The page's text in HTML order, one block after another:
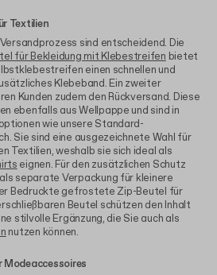
Textilien
sind entscheidend. Die
für Bekleidung mit Klebestreifen bietet
einen schnellen und
Klebeband. Ein zweiter
Kunden zudem den Rückversand. Diese
ebenfalls aus Wellpappe und sind in
wie unsere Standard-
Sie sind eine ausgezeichnete Wahl für
Textilien, weshalb sie sich ideal als
eignen. Für den zusätzlichen Schutz
separate Verpackung für kleinere
Bedruckte gefrostete Zip-Beutel für
Beutel schützen den Inhalt
stilvolle Ergänzung, die Sie auch als
nutzen können.
Modeaccessoires